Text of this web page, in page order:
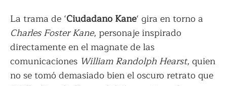
La trama de ‘Ciudadano Kane‘ gira en torno a
Charles Foster Kane, personaje inspirado
directamente en el magnate de las
comunicaciones William Randolph Hearst, quien
no se tomó demasiado bien el oscuro retrato que